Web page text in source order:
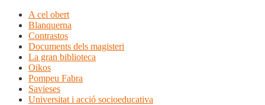
A cel obert
Blanquerna
Contrastos
Documents dels magisteri
La gran biblioteca
Oikos
Pompeu Fabra
Savieses
Universitat i acció socioeducativa